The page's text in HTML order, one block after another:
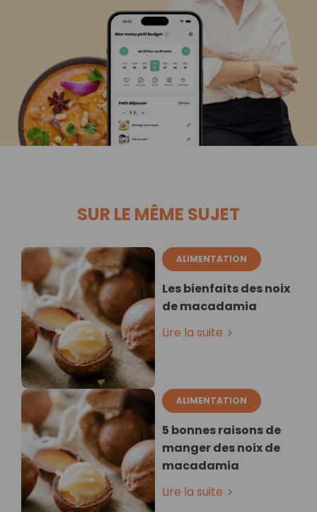
SUR LE MÊME SUJET
ALIMENTATION
Les bienfaits des noix
de macadamia
Lire la suite
ALIMENTATION
5 bonnes raisons de
manger des noix de
macadamia
Lire la suite